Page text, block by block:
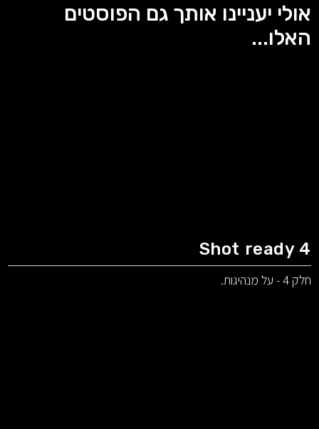
אולי יעניינו אותך גם הפוסטים
האלו...
Shot ready 4
חלק 4 - על מנהיגות.